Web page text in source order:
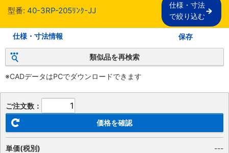
型番: 40-3RP-205ﾘﾝｸ-JJ
仕様・寸法
で絞り込む
仕様・寸法情報 保存
類似品を再検索
※CADデータはPCでダウンロードできます
ご注文数：
価格を確認
単価(税別) ---